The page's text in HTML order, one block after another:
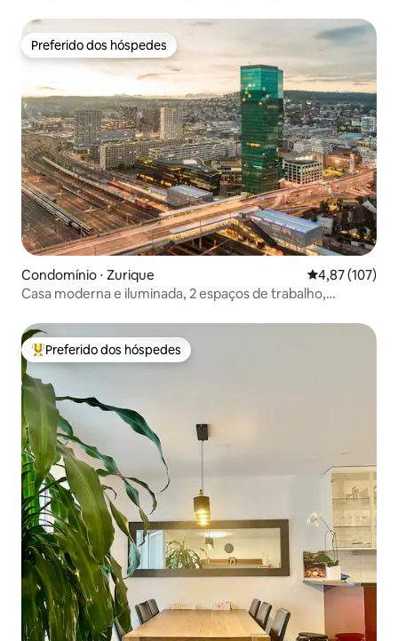
Preferido dos hóspedes
Preferido dos hóspedes
Condomínio ⋅ Zurique 4,87 de uma
4,87 (107)
Casa moderna e iluminada, 2 espaços de trabalho,
Entre os melhores preferidos dos hóspedes
Preferido dos hóspedes